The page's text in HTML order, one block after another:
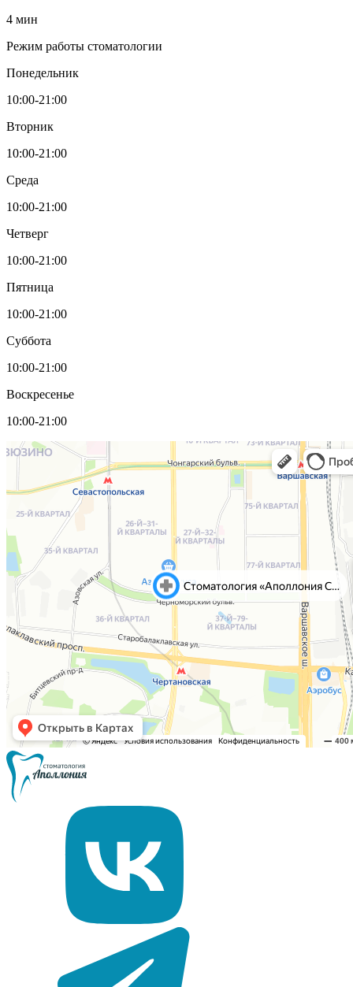
4 мин
Режим работы стоматологии
Понедельник
10:00-21:00
Вторник
10:00-21:00
Среда
10:00-21:00
Четверг
10:00-21:00
Пятница
10:00-21:00
Суббота
10:00-21:00
Воскресенье
10:00-21:00